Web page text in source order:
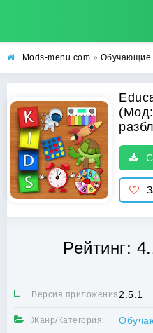
Mods-menu.com » Обучающие
Рейтинг:
Версия приложения:2.5.1
Жанр/Категория: